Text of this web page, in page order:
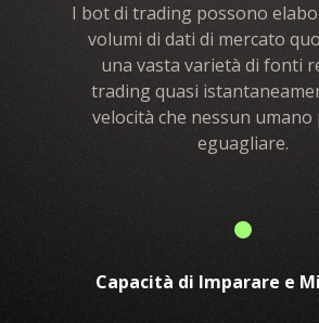
I bot di trading possono
volumi di dati di mercato
una vasta varietà di fonti
trading quasi
velocità che nessun
eguagliare.
Capacità di Imparare e